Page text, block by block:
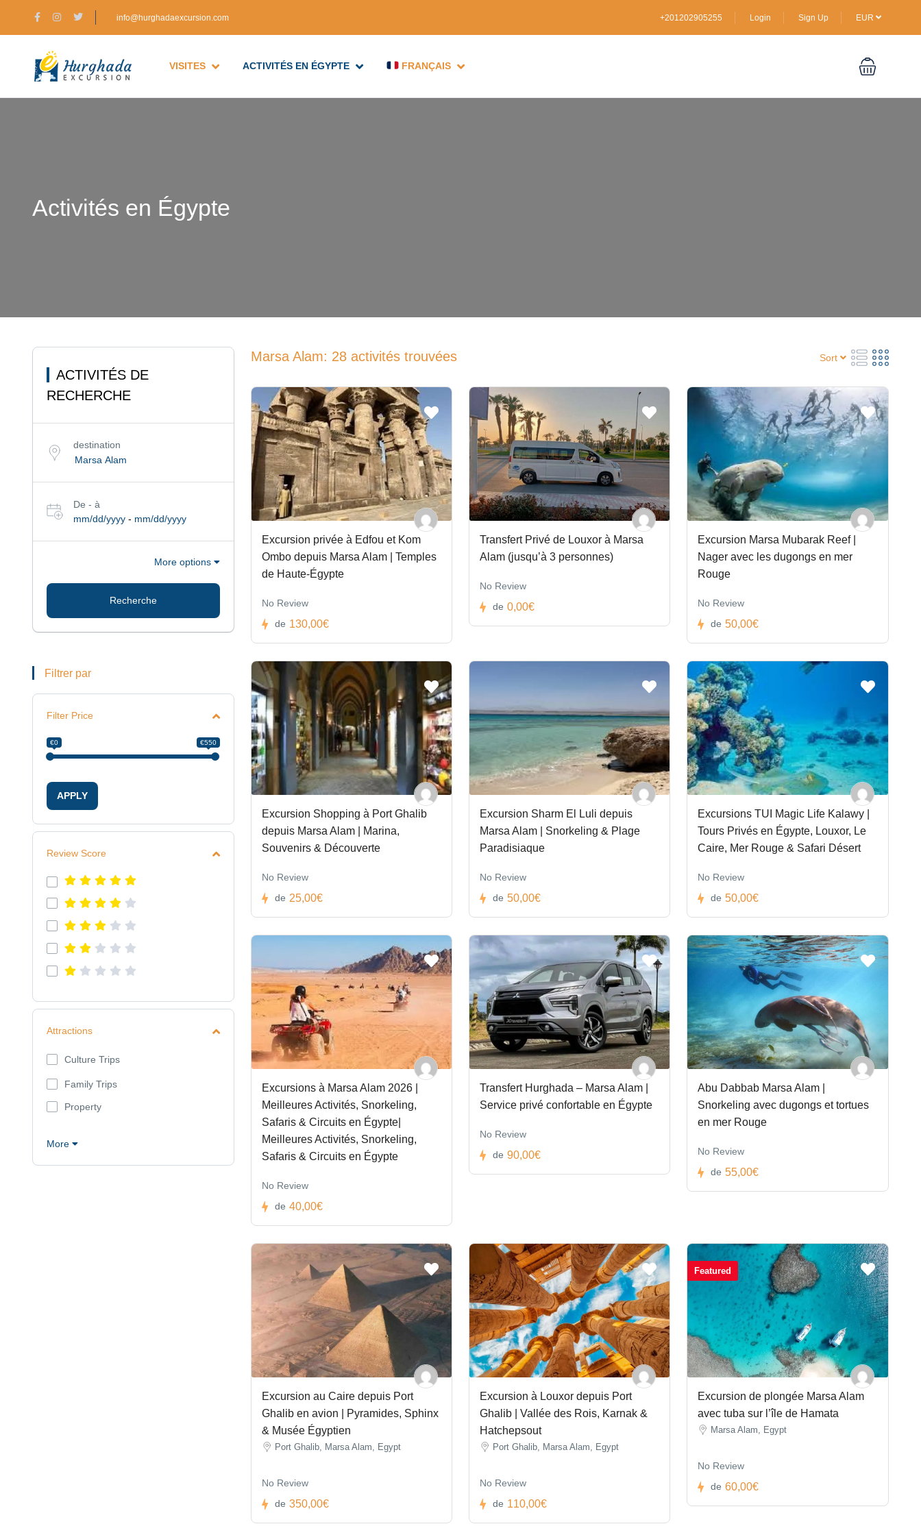
info@hurghadaexcursion.com +201202905255 Login Sign Up EUR
VISITES ACTIVITÉS EN ÉGYPTE FRANÇAIS
Activités en Égypte
ACTIVITÉS DE
RECHERCHE
destination
De - à
mm/dd/yyyy - mm/dd/yyyy
More options
Recherche
Filtrer par
Filter Price
€0 €550
APPLY
Review Score
Attractions
Culture Trips
Family Trips
Property
More
Sort
Marsa Alam: 28 activités trouvées
Excursion privée à Edfou et Kom
Ombo depuis Marsa Alam | Temples
de Haute-Égypte
No Review
de 130,00€
Transfert Privé de Louxor à Marsa
Alam (jusqu’à 3 personnes)
No Review
de 0,00€
Excursion Marsa Mubarak Reef |
Nager avec les dugongs en mer
Rouge
No Review
de 50,00€
Excursion Shopping à Port Ghalib
depuis Marsa Alam | Marina,
Souvenirs & Découverte
No Review
de 25,00€
Excursion Sharm El Luli depuis
Marsa Alam | Snorkeling & Plage
Paradisiaque
No Review
de 50,00€
Excursions TUI Magic Life Kalawy |
Tours Privés en Égypte, Louxor, Le
Caire, Mer Rouge & Safari Désert
No Review
de 50,00€
Excursions à Marsa Alam 2026 |
Meilleures Activités, Snorkeling,
Safaris & Circuits en Égypte|
Meilleures Activités, Snorkeling,
Safaris & Circuits en Égypte
No Review
de 40,00€
Transfert Hurghada – Marsa Alam |
Service privé confortable en Égypte
No Review
de 90,00€
Abu Dabbab Marsa Alam |
Snorkeling avec dugongs et tortues
en mer Rouge
No Review
de 55,00€
Excursion au Caire depuis Port
Ghalib en avion | Pyramides, Sphinx
& Musée Égyptien
Port Ghalib, Marsa Alam, Egypt
No Review
de 350,00€
Excursion à Louxor depuis Port
Ghalib | Vallée des Rois, Karnak &
Hatchepsout
Port Ghalib, Marsa Alam, Egypt
No Review
de 110,00€
Featured
Excursion de plongée Marsa Alam
avec tuba sur l’île de Hamata
Marsa Alam, Egypt
No Review
de 60,00€